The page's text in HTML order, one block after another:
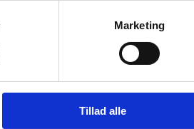
Marketing
Tillad alle